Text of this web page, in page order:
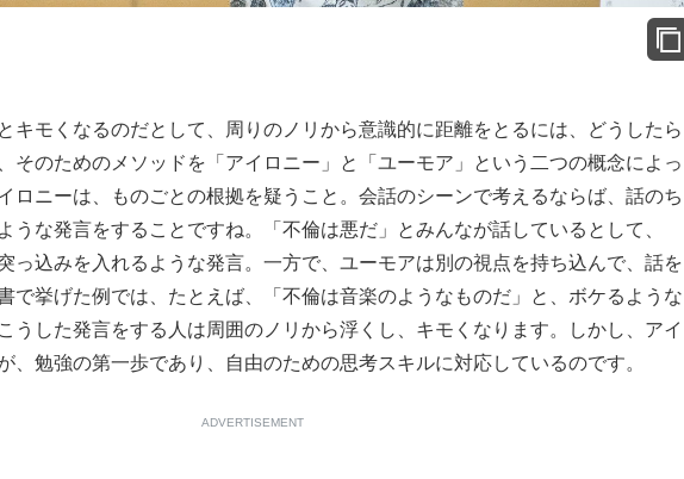
キモくなるのだとして、周りのノリから意識的に距離をとるには、どうしたら
そのためのメソッドを「アイロニー」と「ユーモア」という二つの概念によっ
ロニーは、ものごとの根拠を疑うこと。会話のシーンで考えるならば、話のち
うな発言をすることですね。「不倫は悪だ」とみんなが話しているとして、
っ込みを入れるような発言。一方で、ユーモアは別の視点を持ち込んで、話を
で挙げた例では、たとえば、「不倫は音楽のようなものだ」と、ボケるような
うした発言をする人は周囲のノリから浮くし、キモくなります。しかし、アイ
、勉強の第一歩であり、自由のための思考スキルに対応しているのです。
ADVERTISEMENT